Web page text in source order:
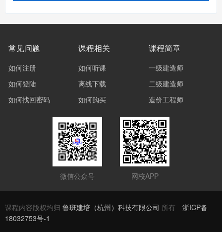
常见问题
如何注册
如何登陆
如何找回密码
课程相关
如何听课
离线下载
如何购买
课程简章
一级建造师
二级建造师
造价工程师
微信公众号 网校APP
课程内容版权均归 鲁班建培（杭州）科技有限公司 所有
浙ICP备
18032753号-1